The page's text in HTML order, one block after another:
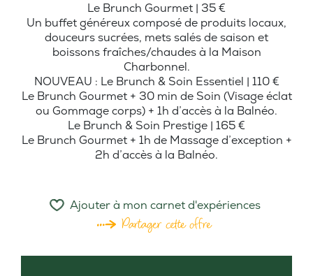
Le Brunch Gourmet | 35 €
Un buffet généreux composé de produits locaux,
douceurs sucrées, mets salés de saison et
boissons fraîches/chaudes à la Maison
Charbonnel.
NOUVEAU : Le Brunch & Soin Essentiel | 110 €
Le Brunch Gourmet + 30 min de Soin (Visage éclat
ou Gommage corps) + 1h d’accès à la Balnéo.
Le Brunch & Soin Prestige | 165 €
Le Brunch Gourmet + 1h de Massage d’exception +
2h d’accès à la Balnéo.
Ajouter à mon carnet d'expériences
Partager cette offre